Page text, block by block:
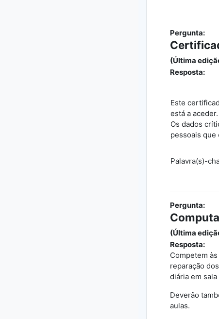
Pergunta:
(Última
Resposta:
Este
está a aceder.
Os dados
pessoais que
Palavra(s)-
Pergunta:
(Última
Resposta:
Competem
reparação
diária em sala
Deverão
aulas.